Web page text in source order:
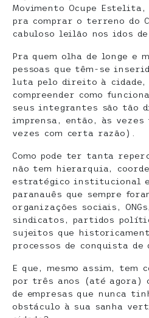
Movimento Ocupe
pra comprar o terreno do
cabuloso leilão nos idos de
Pra quem olha de longe e
pessoas que têm-se
luta pelo direito à
compreender como
seus integrantes são tão
imprensa, então, às
vezes com certa razão).
Como pode ter tanta
não tem hierarquia,
estratégico institucional e
paranauês que sempre
organizações sociais,
sindicatos, partidos
sujeitos que
processos de conquista
E que, mesmo assim, tem
por três anos (até agora)
de empresas que nunca
obstáculo à sua sanha